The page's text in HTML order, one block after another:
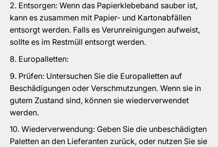
Entsorgen: Wenn das Papierklebeband sauber ist,
kann es zusammen mit Papier- und Kartonabfällen
entsorgt werden. Falls es Verunreinigungen aufweist,
sollte es im Restmüll entsorgt werden.
Europalletten:
Prüfen: Untersuchen Sie die Europalletten auf
Beschädigungen oder Verschmutzungen. Wenn sie in
gutem Zustand sind, können sie wiederverwendet
werden.
Wiederverwendung: Geben Sie die unbeschädigten
Paletten an den Lieferanten zurück, oder nutzen Sie sie